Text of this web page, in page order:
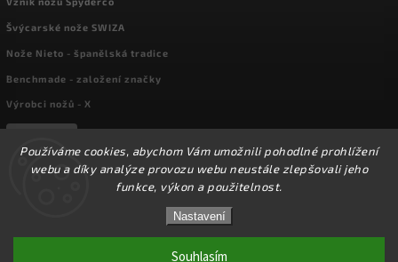
Používáme cookies, abychom Vám umožnili pohodlné prohlížení
webu a díky analýze provozu webu neustále zlepšovali jeho
funkce, výkon a použitelnost.
Nastavení
Souhlasím
☀️Ve dnech 3-14.8 2026 máme zavřeno z důvodu
DOVOLENÉ. Eshop zůstává v provozu, objednávky
budeme zpracovávat v pondělí 17.8.2026. Děkujeme za
pochopení.☀️
Švýcarské nože SWIZA
Nože Nieto - španělská tradice
Benchmade - založení značky
Výrobci nožů - X
Upravit nastavení cookies